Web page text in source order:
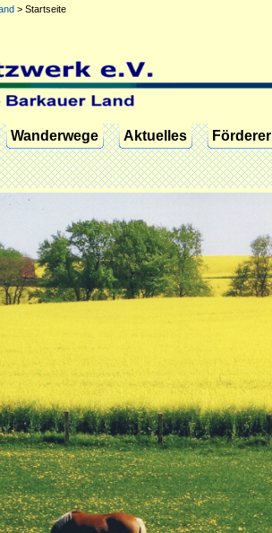
> Startseite
Wanderwege Aktuelles Förderer